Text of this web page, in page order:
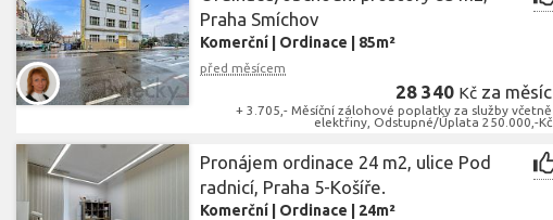
Praha Smíchov
Komerční Ordinace 85m²
před měsícem
28 340 Kč za měsíc
+ 3.705,- Měsíční zálohové poplatky za služby včetně
elektřiny, Odstupné/Úplata 250.000,-Kč
Pronájem ordinace 24 m2, ulice Pod
radnicí, Praha 5-Košíře.
Komerční Ordinace 24m²